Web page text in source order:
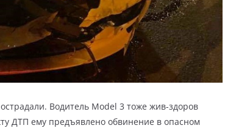
Водитель Model 3 тоже жив-здоров
ДТП ему предъявлено обвинение в опасном